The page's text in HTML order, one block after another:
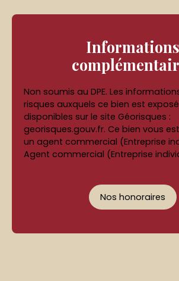
Informations
Non soumis au DPE. Les
risques auxquels ce bien est
disponibles sur le site Géorisques :
georisques.gouv.fr. Ce bien vous
un agent commercial (Entreprise
Agent commercial (Entreprise
Nos honoraires